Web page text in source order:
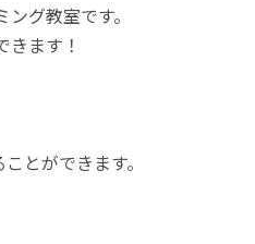
グ教室です。
ます！
とができます。